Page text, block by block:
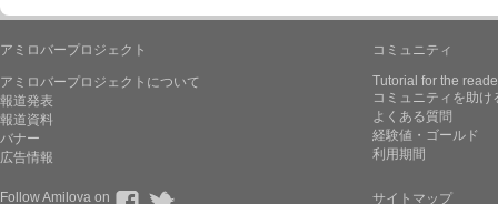
アミロバープロジェクト
アミロバープロジェクトについて
報道発表
報道資料
バナー
広告情報
コミュニティ
Tutorial for the
コミュニティを助け
よくある質問
経験値・ゴールド
利用期間
Follow Amilova on サイトマップ